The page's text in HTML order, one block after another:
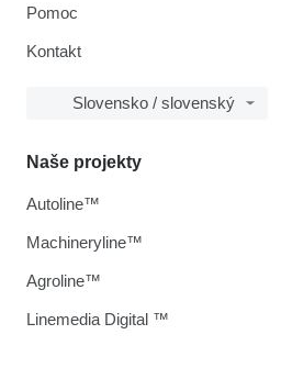
Pomoc
Kontakt
Slovensko / slovenský
Naše projekty
Autoline™
Machineryline™
Agroline™
Linemedia Digital ™